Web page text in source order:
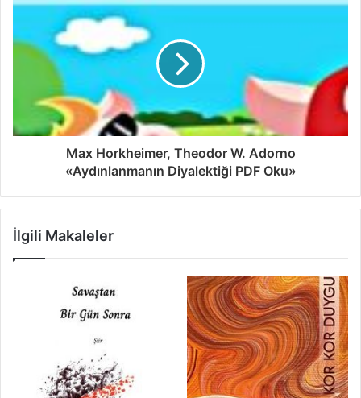
Max Horkheimer, Theodor W. Adorno
«Aydınlanmanın Diyalektiği PDF Oku»
İlgili Makaleler